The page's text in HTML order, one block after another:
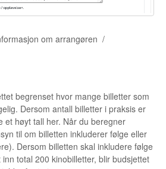
om arrangøren /
begrenset hvor mange billetter som
Dersom antall billetter i praksis er
et høyt tall her. Når du beregner
til om billetten inkluderer følge eller
Dersom billetten skal inkludere følge
total 200 kinobilletter, blir budsjettet